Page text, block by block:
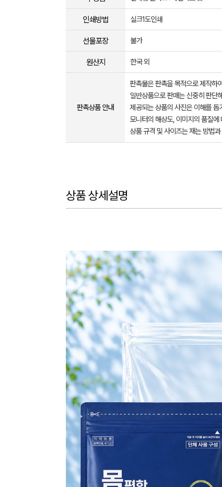
인쇄방법 실크1도인쇄
선물포장 불가
원산지 한국 외
판촉상품 안내
판촉물은 판촉을 목적으로 제작하
일반상품으로 판매는 신중히 판단
제공되는 상품의 사진은 이해를
모니터의 해상도, 이미지의 품질
상품 규격 및 사이즈는 재는 방법
상품 상세설명